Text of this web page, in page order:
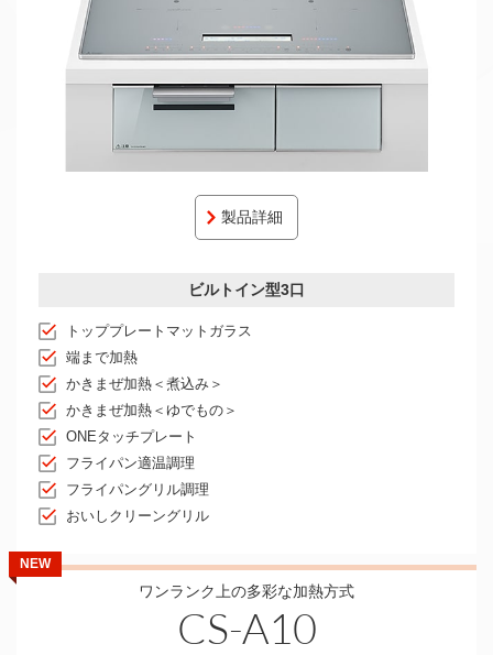
製品詳細
ビルトイン型3口
トッププレートマットガラス
端まで加熱
かきまぜ加熱＜煮込み＞
かきまぜ加熱＜ゆでもの＞
ONEタッチプレート
フライパン適温調理
フライパングリル調理
おいしクリーングリル
NEW
ワンランク上の多彩な加熱方式
CS-A10